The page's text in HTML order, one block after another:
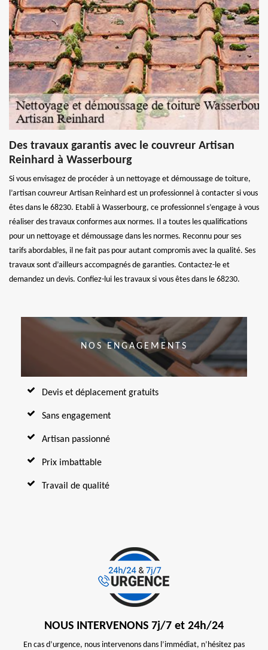
Des travaux garantis avec le couvreur Artisan
Reinhard à Wasserbourg
Si vous envisagez de procéder à un nettoyage et démoussage de toiture,
l’artisan couvreur Artisan Reinhard est un professionnel à contacter si vous
êtes dans le 68230. Etabli à Wasserbourg, ce professionnel s’engage à vous
réaliser des travaux conformes aux normes. Il a toutes les qualifications
pour un nettoyage et démoussage dans les normes. Reconnu pour ses
tarifs abordables, il ne fait pas pour autant compromis avec la qualité. Ses
travaux sont d’ailleurs accompagnés de garanties. Contactez-le et
demandez un devis. Confiez-lui les travaux si vous êtes dans le 68230.
NOS ENGAGEMENTS
Devis et déplacement gratuits
Sans engagement
Artisan passionné
Prix imbattable
Travail de qualité
NOUS INTERVENONS 7j/7 et 24h/24
En cas d’urgence, nous intervenons dans l’immédiat, n’hésitez pas